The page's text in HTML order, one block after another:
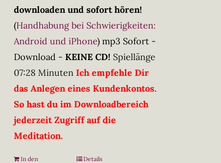
downloaden und sofort hören!
(Handhabung bei Schwierigkeiten:
Android und iPhone) mp3 Sofort -
Download - KEINE CD! Spiellänge
07:28 Minuten Ich empfehle Dir
das Anlegen eines Kundenkontos.
So hast du im Downloadbereich
jederzeit Zugriff auf die
Meditation.
In den
Details